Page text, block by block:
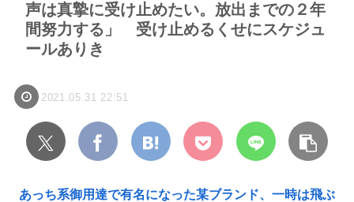
声は真摯に受け止めたい。放出までの２年
間努力する」 受け止めるくせにスケジュ
ールありき
2021.05.31 22:51
あっち系御用達で有名になった某ブランド、一時は飛ぶ